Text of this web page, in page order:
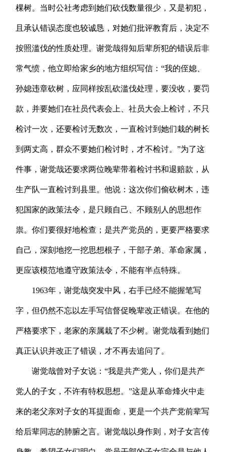
棵树。当时公社考虑到她们砍伐数量很少，又是初犯，
且承认错误态度也较诚恳，对她们批评教育后，决定不
按照滥伐的性质处理。谢觉哉得知后辈所犯的错误后非
常气愤，他立即给家乡的地方组织写信：“我的侄媳、
孙媳违章砍树，应同样按乱砍滥伐处理，要没收，要罚
款，并要她们在社员代表会上、社员大会上检讨，不只
检讨一次，还要检讨无数次，一直检讨到她们栽的树长
到两丈高，群众不要她们检讨时，才不检讨。”为了这
件事，谢觉哉还要求两位晚辈带着检讨书和退赔款，从
生产队一直检讨到县里。他说：这次你们偷砍树木，违
犯国家的政策法令，是只顾自己、不顾别人的思想作
祟。你们要很好地检查；是共产党员的，更要严格要求
自己，深刻地挖一挖思想根子，干部子弟、革命家属，
更应该模范地遵守政策法令，不能有半点特殊。
1963年，谢觉哉突发中风，右手已经不能握笔写
字，但仍然不忘以左手写信督促晚辈改正错误。在他的
严格要求下，老家的亲属栽了不少树。谢觉哉看到她们
真正认识并改正了错误，才不再去追问了。
谢觉哉曾对子女说：“我是共产党人，你们是共产
党人的子女，不许有特权思想。”这是从革命烽火中走
来的老父亲对子女的耳提面命，更是一个共产党前辈写
给后辈同志的肺腑之言。谢觉哉以身作则，对子女言传